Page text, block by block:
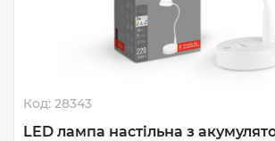
Код: 28343
LED лампа настiльна з